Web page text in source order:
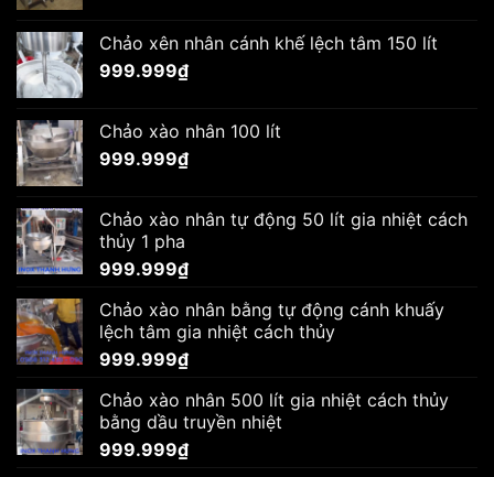
Chảo xên nhân cánh khế lệch tâm 150 lít
999.999₫
Chảo xào nhân 100 lít
999.999₫
Chảo xào nhân tự động 50 lít gia nhiệt cách
thủy 1 pha
999.999₫
Chảo xào nhân bằng tự động cánh khuấy
lệch tâm gia nhiệt cách thủy
999.999₫
Chảo xào nhân 500 lít gia nhiệt cách thủy
bằng dầu truyền nhiệt
999.999₫